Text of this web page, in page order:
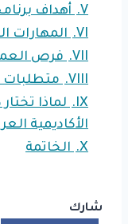
V.
أهداف
VI.
المهارات
VII.
فرص
VIII.
متطلبات
IX.
لماذا
الأكاديمية
X.
الخاتمة
شارك